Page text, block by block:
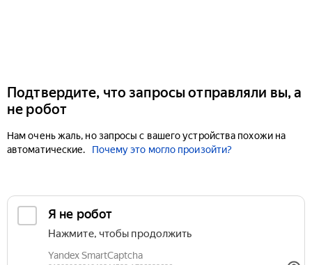
Подтвердите, что запросы отправляли вы, а
не робот
Нам очень жаль, но запросы с вашего устройства похожи на
автоматические.
Почему это могло произойти?